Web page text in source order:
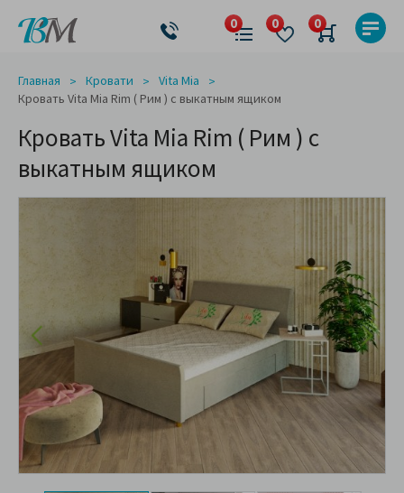
Главная Кровати
Vita Mia
Кровать Vita Mia Rim ( Рим ) с выкатным ящиком
Кровать Vita Mia Rim ( Рим ) с
выкатным ящиком